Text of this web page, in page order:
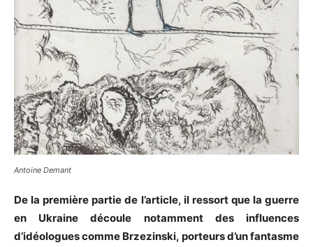
Antoine Demant
De la première partie de l’article, il ressort que la guerre
en Ukraine découle notamment des influences
d’idéologues comme Brzezinski, porteurs d’un fantasme